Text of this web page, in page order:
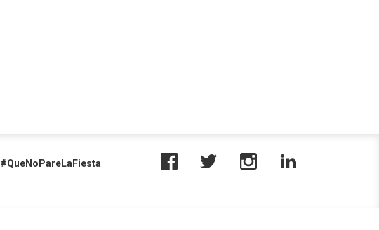
#QueNoPareLaFiesta